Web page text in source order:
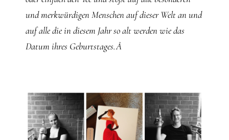
und merkwürdigen Menschen auf dieser Welt an und
auf alle die in diesem Jahr so alt werden wie das
Datum ihres Geburtstages.Â